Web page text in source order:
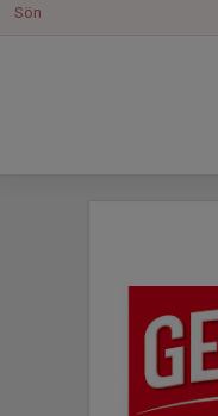
Sön